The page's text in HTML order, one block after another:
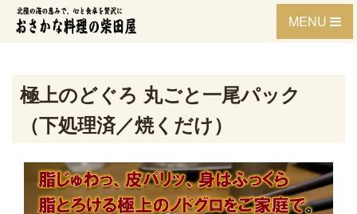
Skip
MENU
極上のどぐろ 丸ごと一尾パック
（下処理済／焼くだけ）